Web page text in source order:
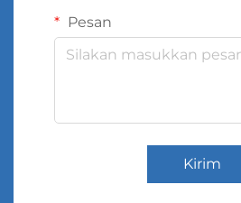
Pesan
Kirim